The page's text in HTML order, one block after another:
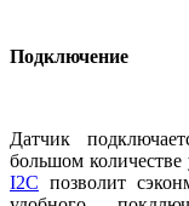
Подключение
Датчик
большом количестве
I2C позволит